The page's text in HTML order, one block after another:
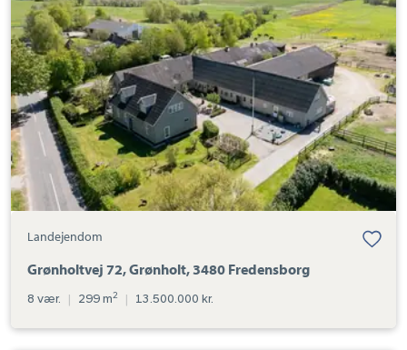
Grønholt,
3480
Fredensborg
Landejendom
Grønholtvej 72, Grønholt, 3480 Fredensborg
8 vær. | 299 m2 | 13.500.000 kr.